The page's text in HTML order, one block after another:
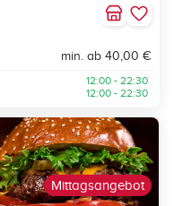
min. ab 40,00 €
12:00 - 22:30
12:00 - 22:30
Mittagsangebot